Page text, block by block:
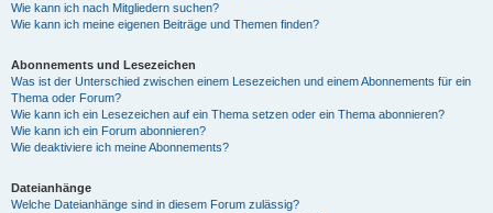
Wie kann ich nach Mitgliedern suchen?
Wie kann ich meine eigenen Beiträge und Themen finden?
Abonnements und Lesezeichen
Was ist der Unterschied zwischen einem Lesezeichen und einem Abonnements für ein
Thema oder Forum?
Wie kann ich ein Lesezeichen auf ein Thema setzen oder ein Thema abonnieren?
Wie kann ich ein Forum abonnieren?
Wie deaktiviere ich meine Abonnements?
Dateianhänge
Welche Dateianhänge sind in diesem Forum zulässig?